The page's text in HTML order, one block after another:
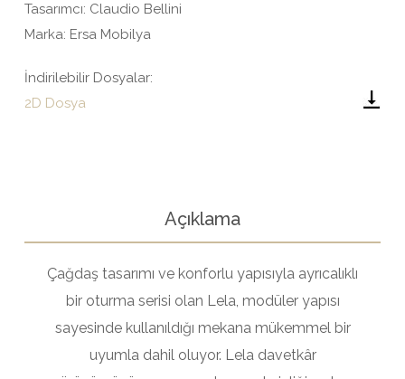
Tasarımcı: Claudio Bellini
Marka: Ersa Mobilya
İndirilebilir Dosyalar:
2D Dosya
Açıklama
Çağdaş tasarımı ve konforlu yapısıyla ayrıcalıklı
bir oturma serisi olan Lela, modüler yapısı
sayesinde kullanıldığı mekana mükemmel bir
uyumla dahil oluyor. Lela davetkâr